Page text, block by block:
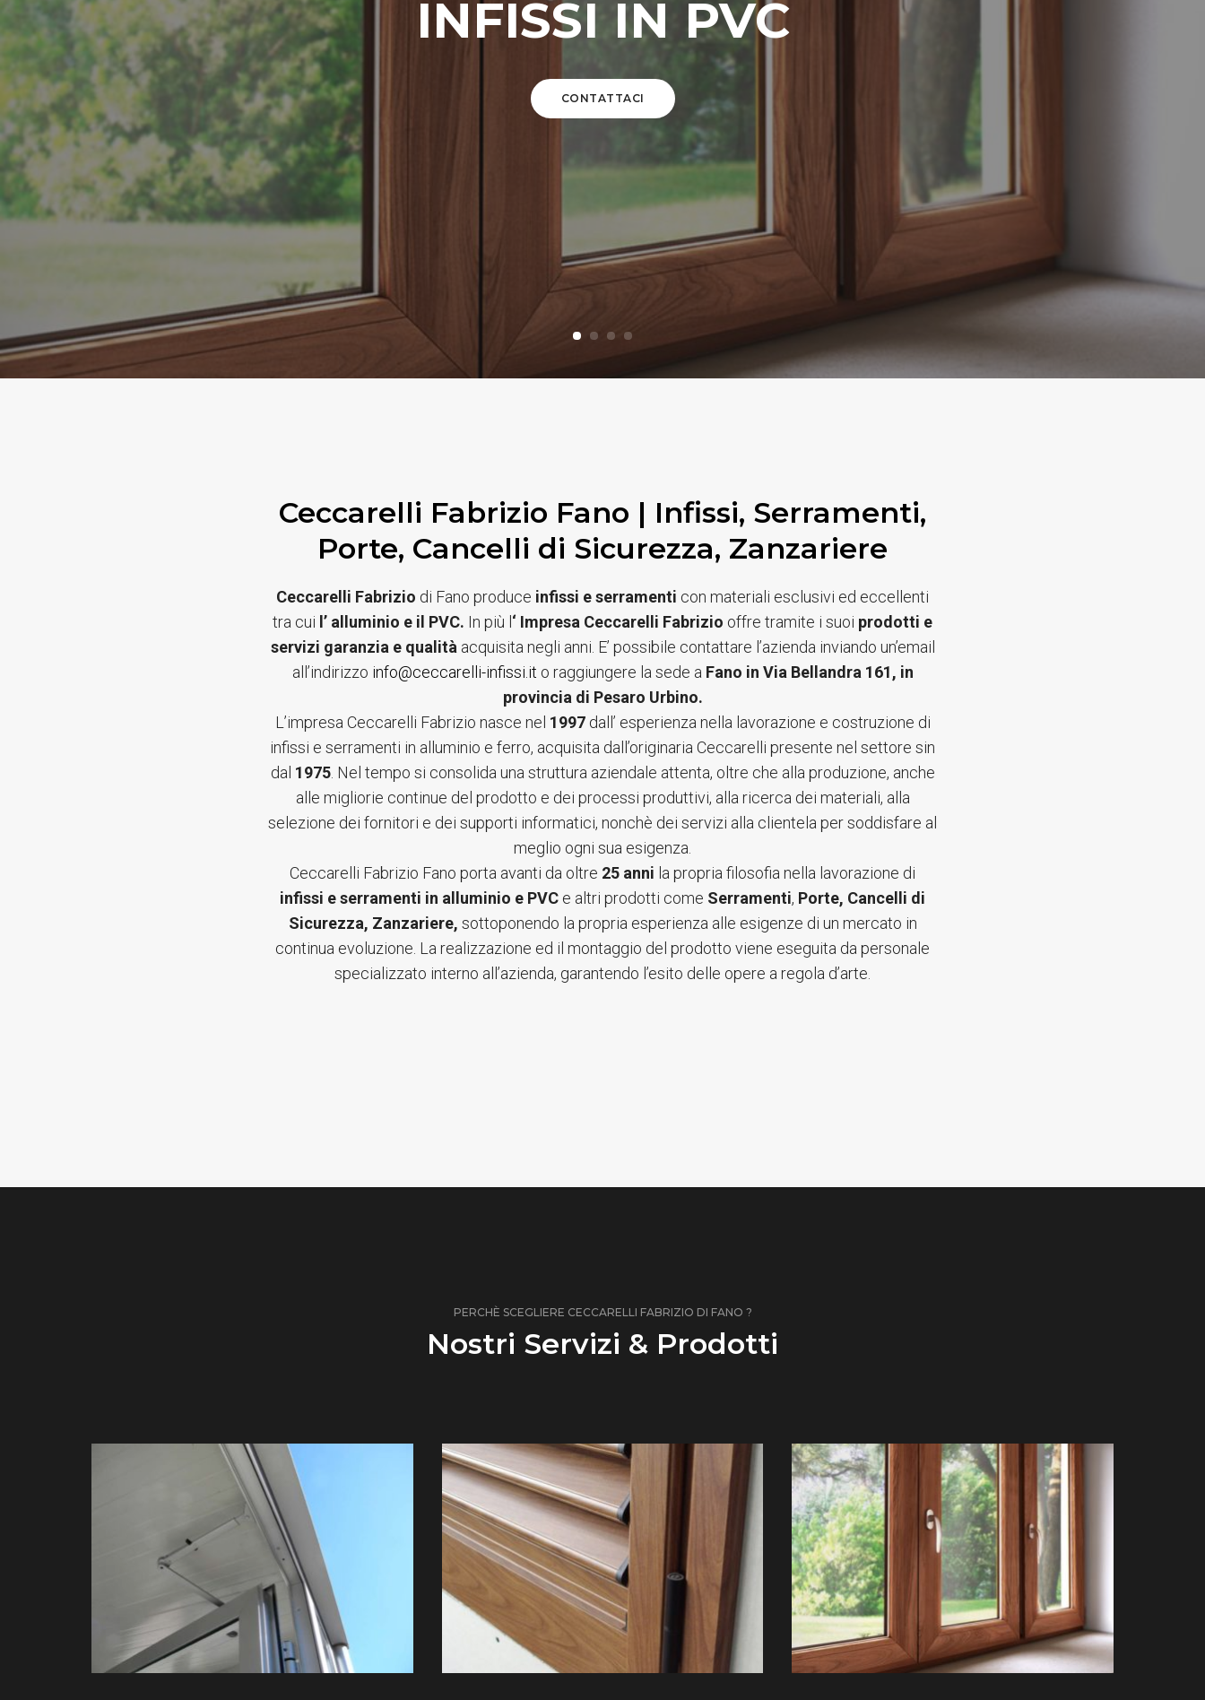
INFISSI IN PVC
CONTATTACI
Ceccarelli Fabrizio Fano | Infissi, Serramenti,
Porte, Cancelli di Sicurezza, Zanzariere
Ceccarelli Fabrizio di Fano produce infissi e serramenti con materiali esclusivi ed eccellenti
tra cui l’ alluminio e il PVC. In più l ‘ Impresa Ceccarelli Fabrizio offre tramite i suoi prodotti e
servizi garanzia e qualità acquisita negli anni. E’ possibile contattare l’azienda inviando un’email
all’indirizzo info@ceccarelli-infissi.it o raggiungere la sede a Fano in Via Bellandra 161, in
provincia di Pesaro Urbino.
L’impresa Ceccarelli Fabrizio nasce nel 1997dall’ esperienza nella lavorazione e costruzione di
infissi e serramenti in alluminio e ferro, acquisita dall’originaria Ceccarelli presente nel settore sin
dal 1975. Nel tempo si consolida una struttura aziendale attenta, oltre che alla produzione, anche
alle migliorie continue del prodotto e dei processi produttivi, alla ricerca dei materiali, alla
selezione dei fornitori e dei supporti informatici, nonchè dei servizi alla clientela per soddisfare al
meglio ogni sua esigenza.
Ceccarelli Fabrizio Fano porta avanti da oltre 25 anni la propria filosofia nella lavorazione di
infissi e serramenti in alluminio e PVC e altri prodotti come Serramenti, Porte, Cancelli di
Sicurezza, Zanzariere, sottoponendo la propria esperienza alle esigenze di un mercato in
continua evoluzione. La realizzazione ed il montaggio del prodotto viene eseguita da personale
specializzato interno all’azienda, garantendo l’esito delle opere a regola d’arte.
PERCHÈ SCEGLIERE CECCARELLI FABRIZIO DI FANO ?
Nostri Servizi & Prodotti